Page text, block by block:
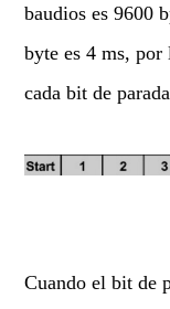
baudios es 9600
byte es 4 ms,
cada bit de
Cuando el bit de